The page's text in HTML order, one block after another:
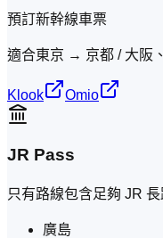
預訂新幹線車票
適合東京 → 京都 / 大阪
Klook Omio
JR Pass
只有路線包含足夠 JR
廣島